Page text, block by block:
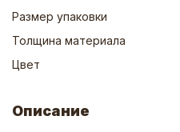
Размер упаковки
Толщина материала
Цвет
Описание